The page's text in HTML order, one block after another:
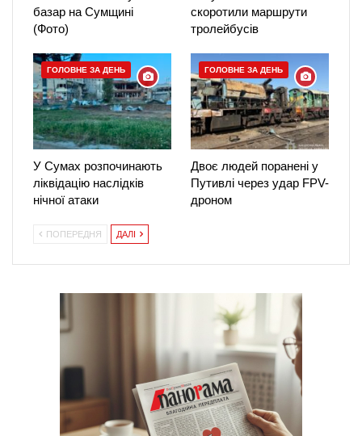
базар на Сумщині
(Фото)
скоротили маршрути
тролейбусів
ГОЛОВНЕ ЗА ДЕНЬ
У Сумах розпочинають
ліквідацію наслідків
нічної атаки
ГОЛОВНЕ ЗА ДЕНЬ
Двоє людей поранені у
Путивлі через удар FPV-
дроном
ПОПЕРЕДНЯ ДАЛІ